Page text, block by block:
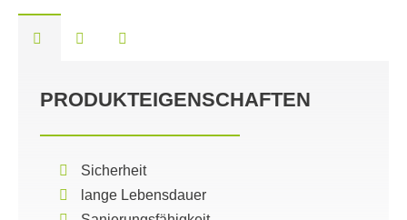
PRODUKTEIGENSCHAFTEN
Sicherheit
lange Lebensdauer